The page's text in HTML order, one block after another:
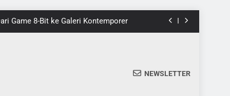
di Tomohon yang Wajib Dikunjungi
NEWSLETTER